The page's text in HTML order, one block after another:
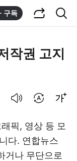
구독
작권 고지
픽, 영상 등 모
다. 연합뉴스
거나 무단으로